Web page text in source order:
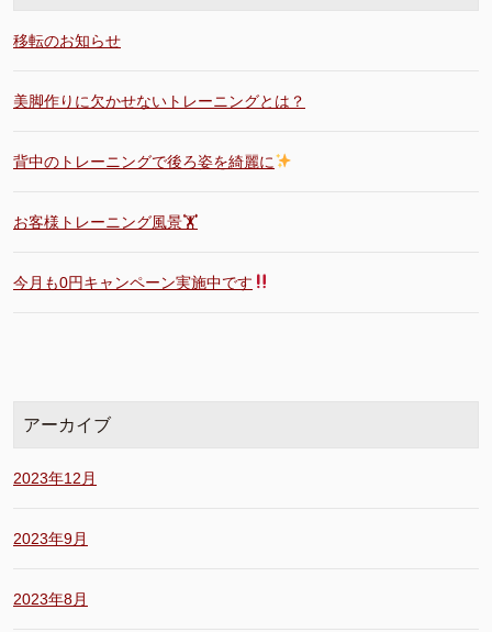
移転のお知らせ
美脚作りに欠かせないトレーニングとは？
背中のトレーニングで後ろ姿を綺麗に
お客様トレーニング風景🏋️
今月も0円キャンペーン実施中です
アーカイブ
2023年12月
2023年9月
2023年8月